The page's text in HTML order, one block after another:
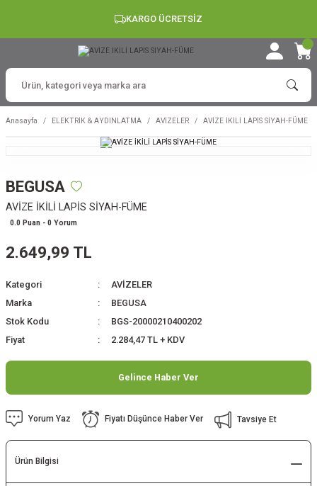
KARGO ÜCRETSİZ
Anasayfa ELEKTRİK & AYDINLATMA AVİZELER AVİZE İKİLİ LAPİS SİYAH-FÜME
BEGUSA
AVİZE İKİLİ LAPİS SİYAH-FÜME
0.0 Puan - 0 Yorum
2.649,99 TL
Kategori
AVİZELER
Marka
BEGUSA
Stok Kodu
BGS-20000210400202
Fiyat
2.284,47 TL + KDV
Gelince Haber Ver
Yorum Yaz Fiyatı Düşünce Haber Ver Tavsiye Et
Ürün Bilgisi